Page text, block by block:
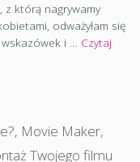
z którą nagrywamy
odważyłam się
i … Czytaj
, Movie Maker,
Twojego filmu